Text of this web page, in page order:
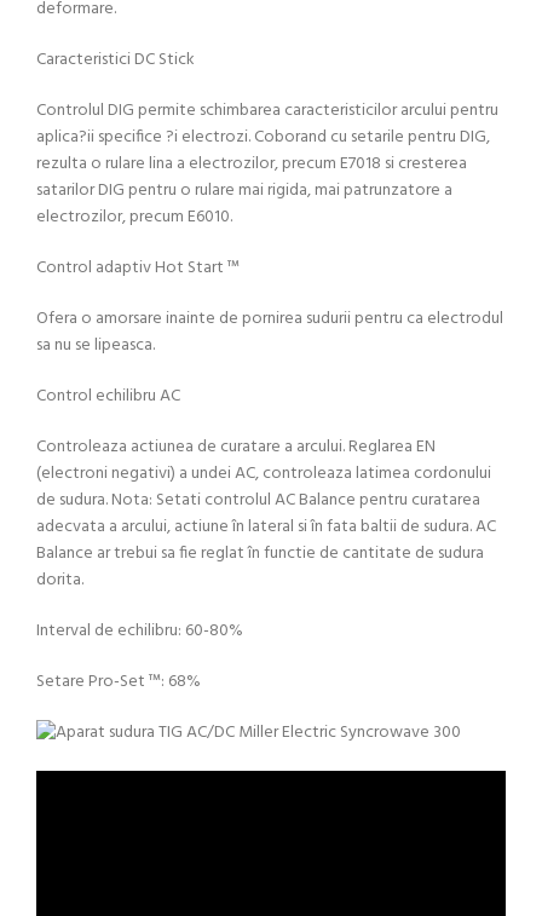
deformare.
Caracteristici DC Stick
Controlul DIG permite schimbarea caracteristicilor arcului pentru
aplica?ii specifice ?i electrozi. Coborand cu setarile pentru DIG,
rezulta o rulare lina a electrozilor, precum E7018 si cresterea
satarilor DIG pentru o rulare mai rigida, mai patrunzatore a
electrozilor, precum E6010.
Control adaptiv Hot Start ™
Ofera o amorsare inainte de pornirea sudurii pentru ca electrodul
sa nu se lipeasca.
Control echilibru AC
Controleaza actiunea de curatare a arcului. Reglarea EN
(electroni negativi) a undei AC, controleaza latimea cordonului
de sudura. Nota: Setati controlul AC Balance pentru curatarea
adecvata a arcului, actiune în lateral si în fata baltii de sudura. AC
Balance ar trebui sa fie reglat în functie de cantitate de sudura
dorita.
Interval de echilibru: 60-80%
Setare Pro-Set ™: 68%